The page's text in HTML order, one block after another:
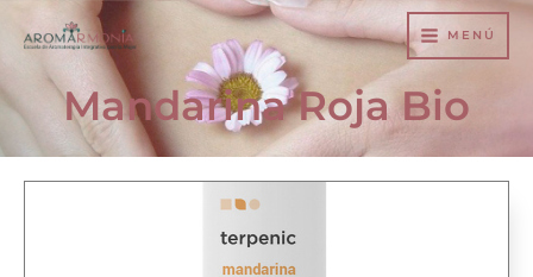
MENÚ
Mandarina Roja Bio